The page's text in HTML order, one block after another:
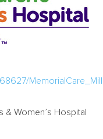
& Women’s Hospital